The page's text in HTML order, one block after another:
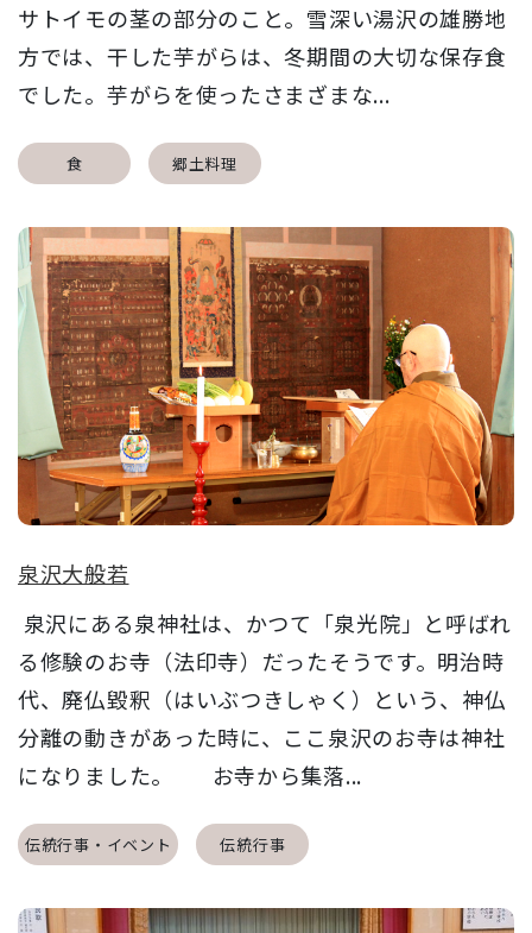
サトイモの茎の部分のこと。雪深い湯沢の雄勝地
方では、干した芋がらは、冬期間の大切な保存食
でした。芋がらを使ったさまざまな...
食 郷土料理
泉沢大般若
泉沢にある泉神社は、かつて「泉光院」と呼ばれ
る修験のお寺（法印寺）だったそうです。明治時
代、廃仏毀釈（はいぶつきしゃく）という、神仏
分離の動きがあった時に、ここ泉沢のお寺は神社
になりました。 お寺から集落...
伝統行事・イベント 伝統行事